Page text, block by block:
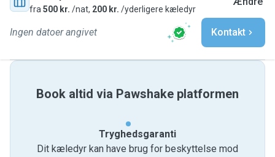
fra 500 kr. /nat, 200 kr. /yderligere kæledyr
Ingen datoer angivet Kontakt
Book altid via Pawshake platformen
Tryghedsgaranti
Dit kæledyr kan have brug for beskyttelse mod